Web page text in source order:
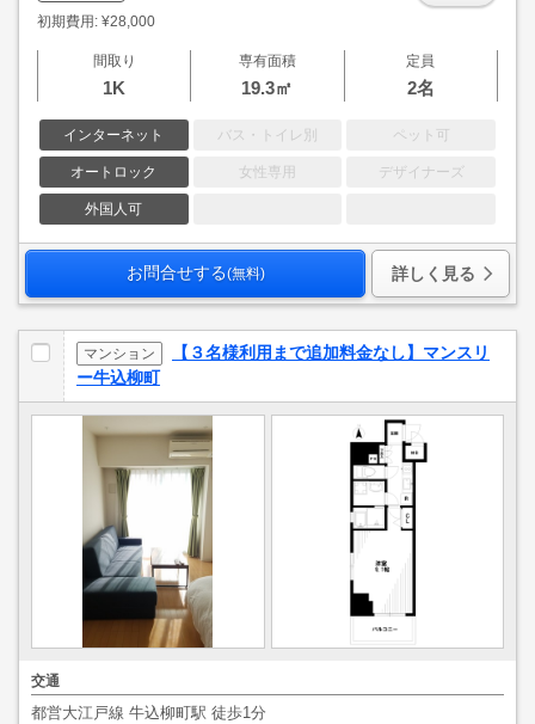
初期費用: ¥28,000
間取り
1K
専有面積
19.3㎡
定員
2名
インターネット バス・トイレ別 ペット可
オートロック 女性専用 デザイナーズ
外国人可
お問合せする(無料) 詳しく見る
マンション
【３名様利用まで追加料金なし】マンスリ
ー牛込柳町
交通
都営大江戸線 牛込柳町駅 徒歩1分